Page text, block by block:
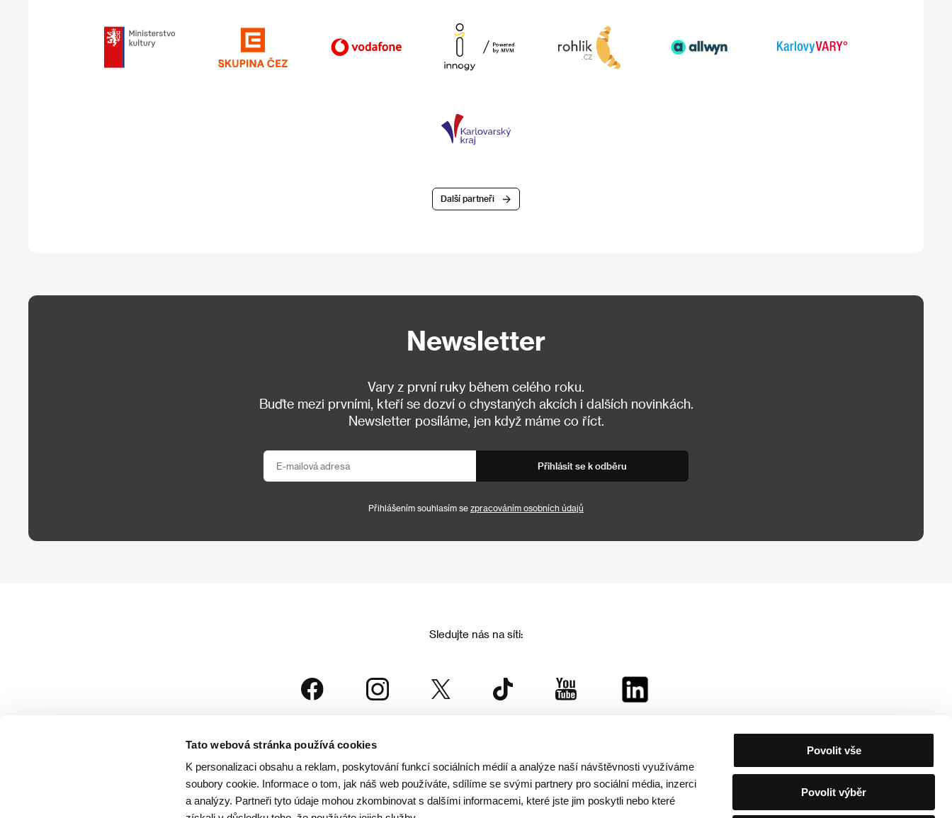
Tato webová stránka používá cookies
K personalizaci obsahu a reklam, poskytování funkcí sociálních médií a analýze naší návštěvnosti využíváme
soubory cookie. Informace o tom, jak náš web používáte, sdílíme se svými partnery pro sociální média, inzerci
a analýzy. Partneři tyto údaje mohou zkombinovat s dalšími informacemi, které jste jim poskytli nebo které
Povolit vše
Povolit výběr
Další partneři
Newsletter
Vary z první ruky během celého roku.
Buďte mezi prvními, kteří se dozví o chystaných akcích i dalších novinkách.
Newsletter posíláme, jen když máme co říct.
Přihlásit se k odběru
Přihlášením souhlasím se zpracováním osobních údajů
Sledujte nás na síti:
je součástí rodiny KVIFF Group, která zastřešuje i další projekty: